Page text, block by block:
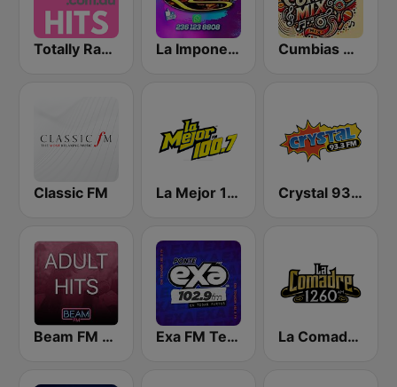
Totally Radio Hits La Imponente Radio Cumbias Mix
Classic FM La Mejor 100.7 FM Crystal 93.3 FM
Beam FM - Adult Hits Exa FM Tehuacán La Comadre 1260 AM